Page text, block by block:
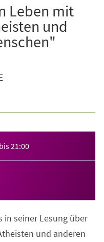
Leben mit
und
bis21:00
in seiner Lesung über
und anderen